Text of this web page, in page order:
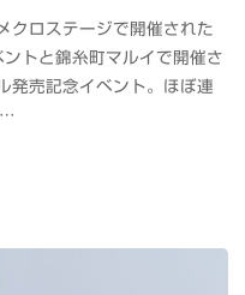
クロステージで開催された
トと錦糸町マルイで開催さ
発売記念イベント。ほぼ連
…